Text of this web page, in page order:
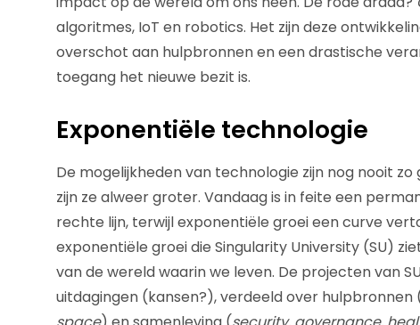
algoritmes, IoT en robotics. Het zijn deze
overschot aan hulpbronnen en een drastische
toegang het nieuwe bezit is.
Exponentiële technologie
De mogelijkheden van technologie zijn nog nooit
zijn ze alweer groter. Vandaag is in feite een
rechte lijn, terwijl exponentiële groei een curve
exponentiële groei die Singularity University (SU)
van de wereld waarin we leven. De projecten van
uitdagingen (kansen?), verdeeld over hulpbronnen